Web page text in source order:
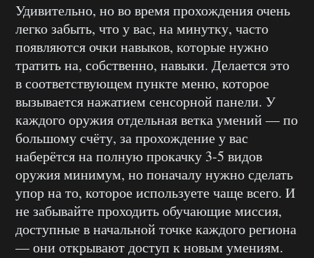
Удивительно, но во время прохождения очень
легко забыть, что у вас, на минутку, часто
появляются очки навыков, которые нужно
тратить на, собственно, навыки. Делается это
в соответствующем пункте меню, которое
вызывается нажатием сенсорной панели. У
каждого оружия отдельная ветка умений — по
большому счёту, за прохождение у вас
наберётся на полную прокачку 3-5 видов
оружия минимум, но поначалу нужно сделать
упор на то, которое используете чаще всего. И
не забывайте проходить обучающие миссия,
доступные в начальной точке каждого региона
— они открывают доступ к новым умениям.